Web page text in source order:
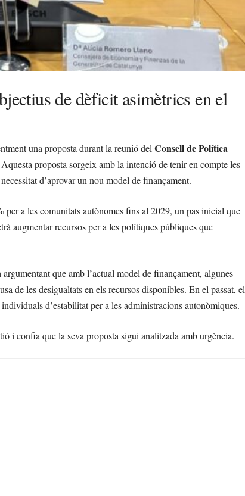
de dèficit asimètrics en el
una proposta durant la reunió del Consell de Política
proposta sorgeix amb la intenció de tenir en compte les
d’aprovar un nou model de finançament.
per a les comunitats autònomes fins al 2029, un pas inicial que
augmentar recursos per a les polítiques públiques que
que amb l’actual model de finançament, algunes
de les desigualtats en els recursos disponibles. En el passat, el
d’estabilitat per a les administracions autonòmiques.
i confia que la seva proposta sigui analitzada amb urgència.